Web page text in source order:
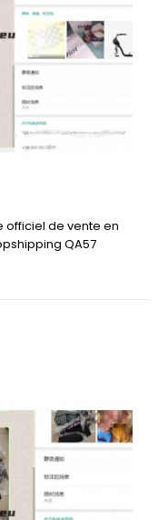
officiel de vente en
QA57